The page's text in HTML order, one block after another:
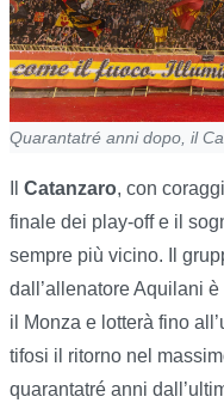
Quarantatré anni dopo, il
Catanzaro, con
finale dei play-off e il
sempre più vicino. Il
dall’allenatore Aquilani
il Monza e lotterà fino
tifosi il ritorno nel
quarantatré anni